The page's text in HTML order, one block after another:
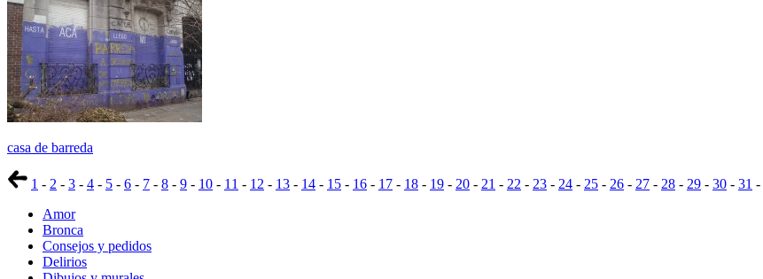
casa de barreda
1 - 2 - 3 - 4 - 5 - 6 - 7 - 8 - 9 - 10 - 11 - 12 - 13 - 14 - 15 - 16 - 17 - 18 - 19 - 20 - 21 - 22 - 23 - 24 - 25 - 26 - 27 - 28 - 29 - 30 - 31 -
Amor
Bronca
Consejos y pedidos
Delirios